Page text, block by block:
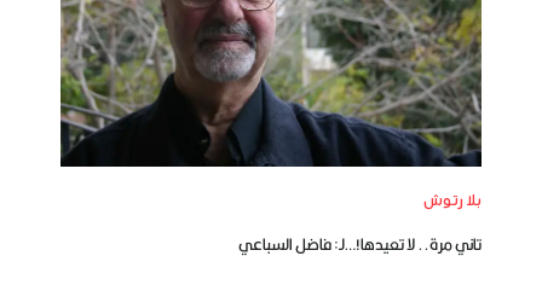
بلا رتوش
تاني مرة.. لا تعيدها!…لـ: فاضل السباعي